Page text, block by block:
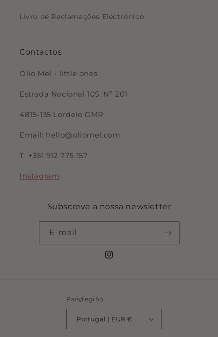
Livro de Reclamações Electrónico
Contactos
Olio Mel - little ones
Estrada Nacional 105, Nº 201
4815-135 Lordelo GMR
Email: hello@oliomel.com
T: +351 912 775 157
Instagram
Subscreve a nossa newsletter
E-mail
Instagram
País/região
Portugal | EUR €